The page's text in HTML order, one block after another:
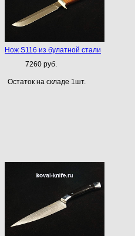
Нож S116 из булатной стали
7260 руб.
Остаток на складе 1шт.